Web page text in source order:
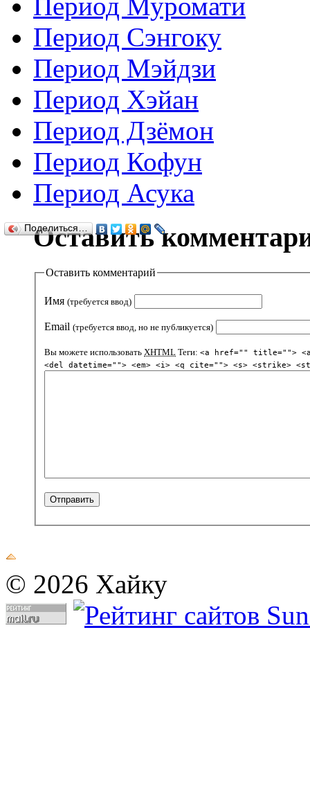
Период Сэнгоку
Период Мэйдзи
Период Хэйан
Период Дзёмон
Период Кофун
Период Асука
Поделиться…
Оставить
Оставить комментарий
Имя (требуется ввод)
Email (требуется ввод, но не публикуется)
Вы можете использовать XHTML Теги: <a href="" title="">
<del datetime=""> <em> <i> <q cite=""> <s> <strike>
© 2026 Хайку